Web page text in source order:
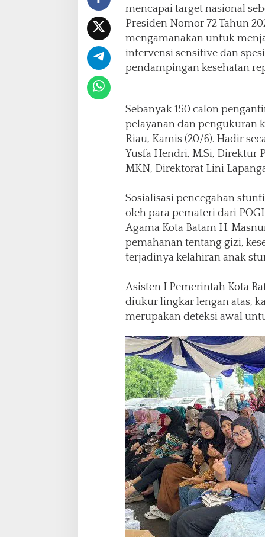
n
g
d
i
l
mencapai target nasional
Presiden Nomor 72 Tahun
mengamanakan untuk
intervensi sensitive dan
pendampingan kesehatan
Sebanyak 150 calon
pelayanan dan pengukuran
Riau, Kamis (20/6). Hadir
Yusfa Hendri, M.Si, Direktur
MKN, Direktorat Lini
Sosialisasi pencegahan
oleh para pemateri dari
Agama Kota Batam H.
pemahanan tentang gizi,
terjadinya kelahiran anak
Asisten I Pemerintah Kota
diukur lingkar lengan atas,
merupakan deteksi awal